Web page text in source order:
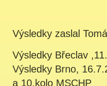
Výsledky zaslal
Výsledky Břeclav
Výsledky Brno,
a 10.kolo MSCHP